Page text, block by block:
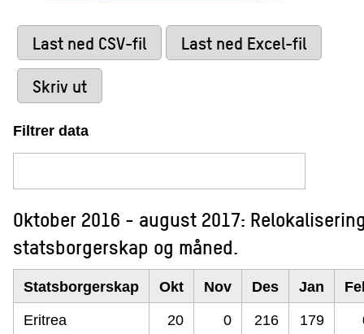
Last ned CSV-fil
Last ned Excel-fil
Skriv ut
Filtrer data
Oktober 2016 - august 2017:
statsborgerskap og måned.
Statsborgerskap Okt Nov Des Jan
Eritrea 20 0 216 179